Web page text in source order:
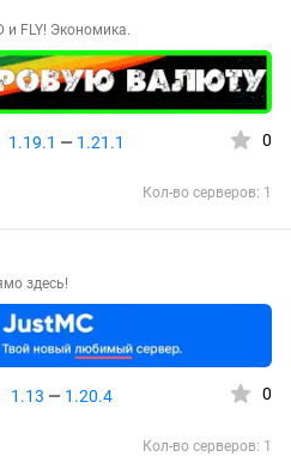
и FLY! Экономика.
1.19.1 — 1.21.1 0
Кол-во серверов: 1
здесь!
1.13 — 1.20.4 0
Кол-во серверов: 1